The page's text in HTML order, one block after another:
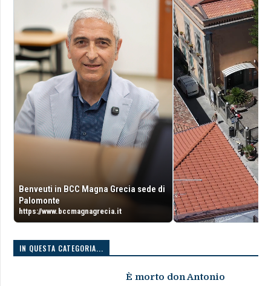
Benveuti in BCC Magna Grecia sede di
Palomonte
https://www.bccmagnagrecia.it
IN QUESTA CATEGORIA...
È morto don Antonio